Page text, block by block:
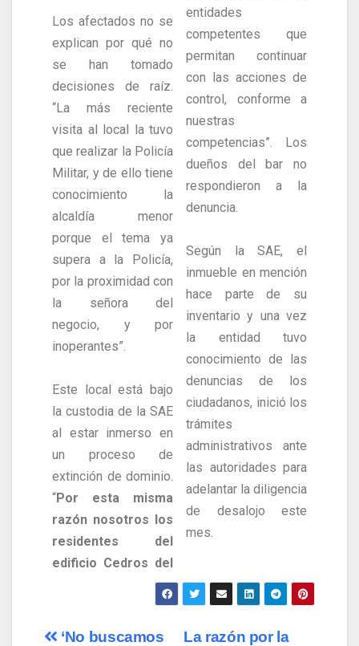
Los afectados no se
explican por qué no
se han tomado
decisiones de raíz.
“La más reciente
visita al local la tuvo
que realizar la Policía
Militar, y de ello tiene
conocimiento la
alcaldía menor
porque el tema ya
supera a la Policía,
por la proximidad con
la señora del
negocio, y por
inoperantes”.
Este local está bajo
la custodia de la SAE
al estar inmerso en
un proceso de
extinción de dominio.
“Por esta misma
razón nosotros los
residentes del
edificio Cedros del
entidades
competentes que
permitan continuar
con las acciones de
control, conforme a
nuestras
competencias”. Los
dueños del bar no
respondieron a la
denuncia.
Según la SAE, el
inmueble en mención
hace parte de su
inventario y una vez
la entidad tuvo
conocimiento de las
denuncias de los
ciudadanos, inició los
trámites
administrativos ante
las autoridades para
adelantar la diligencia
de desalojo este
mes.
La razón por la
‘No buscamos